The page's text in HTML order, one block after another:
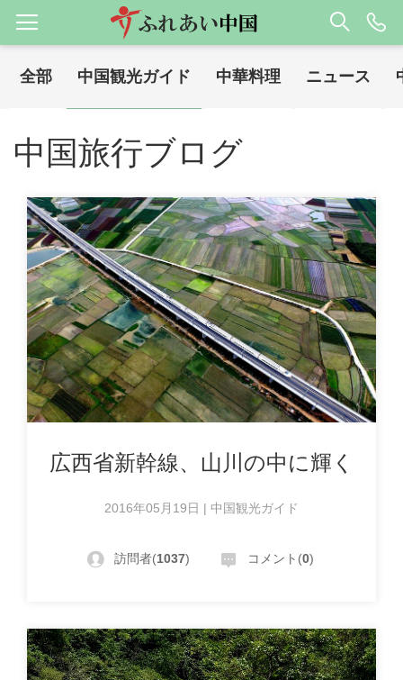
ホーム / 中国旅行ブログ 中国観光ガイド
中国旅行ブログ
全部 中国観光ガイド 中華料理 ニュース
広西省新幹線、山川の中に輝く
2016年05月19日 | 中国観光ガイド
訪問者(1037) コメント(0)